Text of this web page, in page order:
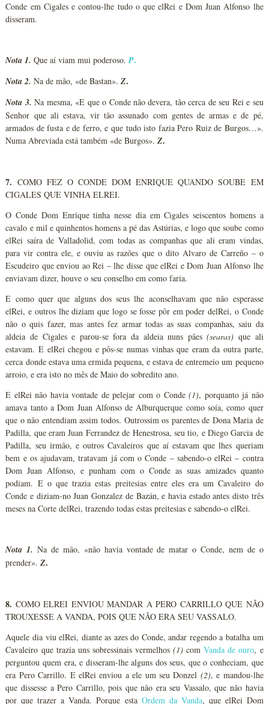
Conde em Cigales e contou-lhe tudo o que elRei e Dom Juan Alfonso lhe
disseram.
Nota 1. Que aí viam mui poderoso. P.
Nota 2. Na de mão, «de Bastan».Z.
Nota 3. Na mesma, «E que o Conde não devera, tão cerca de seu Rei e seu
Senhor que ali estava, vir tão assunado com gentes de armas e de pé,
armados de fusta e de ferro, e que tudo isto fazia Pero Ruiz de Burgos…».
Numa Abreviada está também «de Burgos».Z.
7. COMO FEZ O CONDE DOM ENRIQUE QUANDO SOUBE EM
CIGALES QUE VINHA ELREI.
O Conde Dom Enrique tinha nesse dia em Cigales seiscentos homens a
cavalo e mil e quinhentos homens a pé das Astúrias, e logo que soube como
elRei saíra de Valladolid, com todas as companhas que ali eram vindas,
para vir contra ele, e ouviu as razões que o dito Alvaro de Carreño – o
Escudeiro que enviou ao Rei – lhe disse que elRei e Dom Juan Alfonso lhe
enviavam dizer, houve o seu conselho em como faria.
E como quer que alguns dos seus lhe aconselhavam que não esperasse
elRei, e outros lhe diziam que logo se fosse pôr em poder delRei, o Conde
não o quis fazer, mas antes fez armar todas as suas companhas, saiu da
aldeia de Cigales e parou-se fora da aldeia nuns pães(searas) que ali
estavam. E elRei chegou e pôs-se numas vinhas que eram da outra parte,
cerca donde estava uma ermida pequena, e estava de entremeio um pequeno
arroio, e era isto no mês de Maio do sobredito ano.
E elRei não havia vontade de pelejar com o Conde(1), porquanto já não
amava tanto a Dom Juan Alfonso de Alburquerque como soía, como quer
que o não entendiam assim todos. Outrossim os parentes de Dona Maria de
Padilla, que eram Juan Ferrandez de Henestrosa, seu tio, e Diego Garcia de
Padilla, seu irmão, e outros Cavaleiros que aí estavam que lhes queriam
bem e os ajudavam, tratavam já com o Conde – sabendo-o elRei – contra
Dom Juan Alfonso, e punham com o Conde as suas amizades quanto
podiam. E o que trazia estas preitesias entre eles era um Cavaleiro do
Conde e diziam-no Juan Gonzalez de Bazán, e havia estado antes disto três
meses na Corte delRei, trazendo todas estas preitesias e sabendo-o elRei.
Nota 1. Na de mão, «não havia vontade de matar o Conde, nem de o
prender».Z.
8. COMO ELREI ENVIOU MANDAR A PERO CARRILLO QUE NÃO
TROUXESSE A VANDA, POIS QUE NÃO ERA SEU VASSALO.
Aquele dia viu elRei, diante as azes do Conde, andar regendo a batalha um
Cavaleiro que trazia uns sobressinais vermelhos(1) comVanda de ouro, e
perguntou quem era, e disseram-lhe alguns dos seus, que o conheciam, que
era Pero Carrillo. E elRei enviou a ele um seu Donzel (2), e mandou-lhe
que dissesse a Pero Carrillo, pois que não era seu Vassalo, que não havia
por que trazer a Vanda. Porque esta Ordem da Vanda, que elRei Dom